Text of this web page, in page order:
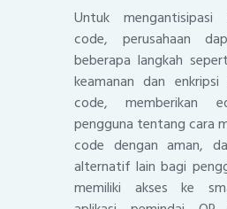
Untuk mengantisipasi
code, perusahaan
beberapa langkah
keamanan dan
code, memberikan
pengguna tentang cara
code dengan aman,
alternatif lain bagi
memiliki akses ke